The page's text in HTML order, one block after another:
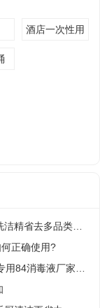
酒店一次性用
正确使用?